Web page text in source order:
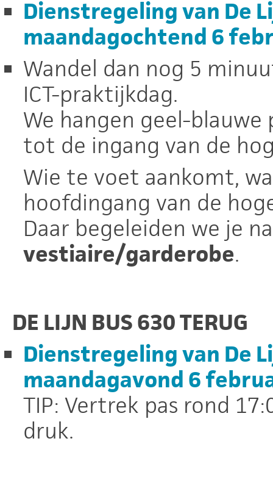
Dienstregeling van De
maandagochtend 6
Wandel dan nog 5
ICT-praktijkdag.
We hangen geel-blauwe
tot de ingang van de
Wie te voet aankomt,
hoofdingang van de
Daar begeleiden we je
vestiaire/garderobe.
DE LIJN BUS 630 TERUG
Dienstregeling van De
maandagavond 6
TIP: Vertrek pas rond
druk.